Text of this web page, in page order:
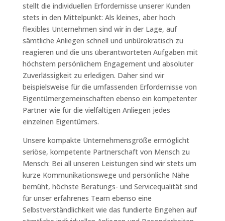
stellt die individuellen Erfordernisse unserer Kunden
stets in den Mittelpunkt: Als kleines, aber hoch
flexibles Unternehmen sind wir in der Lage, auf
sämtliche Anliegen schnell und unbürokratisch zu
reagieren und die uns überantworteten Aufgaben mit
höchstem persönlichem Engagement und absoluter
Zuverlässigkeit zu erledigen. Daher sind wir
beispielsweise für die umfassenden Erfordernisse von
Eigentümergemeinschaften ebenso ein kompetenter
Partner wie für die vielfältigen Anliegen jedes
einzelnen Eigentümers.
Unsere kompakte Unternehmensgröße ermöglicht
seriöse, kompetente Partnerschaft von Mensch zu
Mensch: Bei all unseren Leistungen sind wir stets um
kurze Kommunikationswege und persönliche Nähe
bemüht, höchste Beratungs- und Servicequalität sind
für unser erfahrenes Team ebenso eine
Selbstverständlichkeit wie das fundierte Eingehen auf